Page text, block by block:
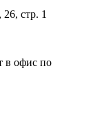
стр. 1
в офис по